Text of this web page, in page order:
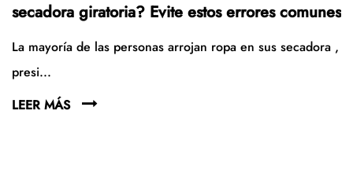
secadora giratoria? Evite estos errores comunes
La mayoría de las personas arrojan ropa en sus secadora ,
presi...
LEER MÁS